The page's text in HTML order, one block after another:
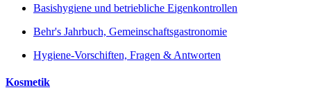
Basishygiene und betriebliche Eigenkontrollen
Behr's Jahrbuch, Gemeinschaftsgastronomie
Hygiene-Vorschiften, Fragen & Antworten
Kosmetik